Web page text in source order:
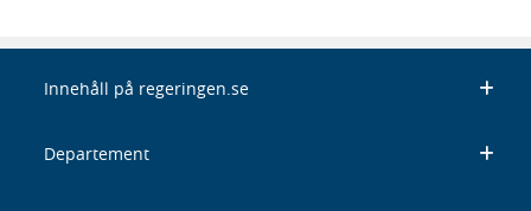
Innehåll på regeringen.se
Departement